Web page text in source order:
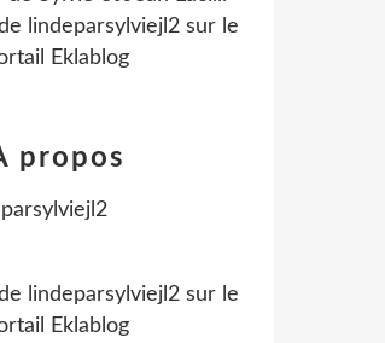
lindeparsylviejl2 sur le
Eklablog
propos
lindeparsylviejl2 sur le
Eklablog